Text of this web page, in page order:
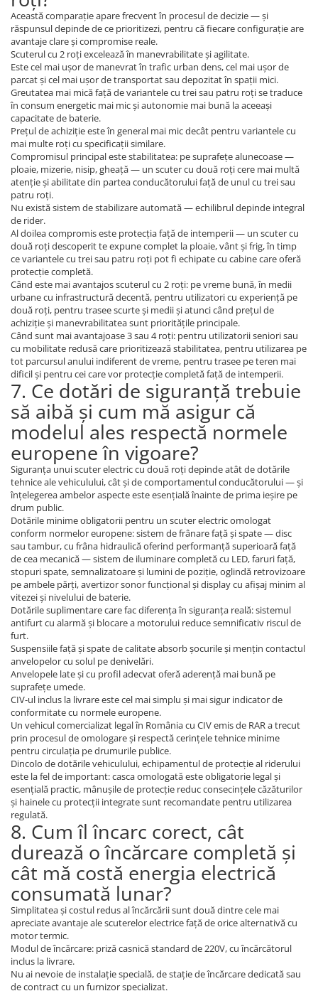
Această comparație apare frecvent în procesul de decizie — și
răspunsul depinde de ce prioritizezi, pentru că fiecare configurație are
avantaje clare și compromise reale.
Scuterul cu 2 roți excelează în manevrabilitate și agilitate.
Este cel mai ușor de manevrat în trafic urban dens, cel mai ușor de
parcat și cel mai ușor de transportat sau depozitat în spații mici.
Greutatea mai mică față de variantele cu trei sau patru roți se traduce
în consum energetic mai mic și autonomie mai bună la aceeași
capacitate de baterie.
Prețul de achiziție este în general mai mic decât pentru variantele cu
mai multe roți cu specificații similare.
Compromisul principal este stabilitatea: pe suprafețe alunecoase —
ploaie, mizerie, nisip, gheață — un scuter cu două roți cere mai multă
atenție și abilitate din partea conducătorului față de unul cu trei sau
patru roți.
Nu există sistem de stabilizare automată — echilibrul depinde integral
de rider.
Al doilea compromis este protecția față de intemperii — un scuter cu
două roți descoperit te expune complet la ploaie, vânt și frig, în timp
ce variantele cu trei sau patru roți pot fi echipate cu cabine care oferă
protecție completă.
Când este mai avantajos scuterul cu 2 roți: pe vreme bună, în medii
urbane cu infrastructură decentă, pentru utilizatori cu experiență pe
două roți, pentru trasee scurte și medii și atunci când prețul de
achiziție și manevrabilitatea sunt prioritățile principale.
Când sunt mai avantajoase 3 sau 4 roți: pentru utilizatorii seniori sau
cu mobilitate redusă care prioritizează stabilitatea, pentru utilizarea pe
tot parcursul anului indiferent de vreme, pentru trasee pe teren mai
dificil și pentru cei care vor protecție completă față de intemperii.
7. Ce dotări de siguranță trebuie
să aibă și cum mă asigur că
modelul ales respectă normele
europene în vigoare?
Siguranța unui scuter electric cu două roți depinde atât de dotările
tehnice ale vehiculului, cât și de comportamentul conducătorului — și
înțelegerea ambelor aspecte este esențială înainte de prima ieșire pe
drum public.
Dotările minime obligatorii pentru un scuter electric omologat
conform normelor europene: sistem de frânare față și spate — disc
sau tambur, cu frâna hidraulică oferind performanță superioară față
de cea mecanică — sistem de iluminare completă cu LED, faruri față,
stopuri spate, semnalizatoare și lumini de poziție, oglindă retrovizoare
pe ambele părți, avertizor sonor funcțional și display cu afișaj minim al
vitezei și nivelului de baterie.
Dotările suplimentare care fac diferența în siguranța reală: sistemul
antifurt cu alarmă și blocare a motorului reduce semnificativ riscul de
furt.
Suspensiile față și spate de calitate absorb șocurile și mențin contactul
anvelopelor cu solul pe denivelări.
Anvelopele late și cu profil adecvat oferă aderență mai bună pe
suprafețe umede.
CIV-ul inclus la livrare este cel mai simplu și mai sigur indicator de
conformitate cu normele europene.
Un vehicul comercializat legal în România cu CIV emis de RAR a trecut
prin procesul de omologare și respectă cerințele tehnice minime
pentru circulația pe drumurile publice.
Dincolo de dotările vehiculului, echipamentul de protecție al riderului
este la fel de important: casca omologată este obligatorie legal și
esențială practic, mânușile de protecție reduc consecințele căzăturilor
și hainele cu protecții integrate sunt recomandate pentru utilizarea
regulată.
8. Cum îl încarc corect, cât
durează o încărcare completă și
cât mă costă energia electrică
consumată lunar?
Simplitatea și costul redus al încărcării sunt două dintre cele mai
apreciate avantaje ale scuterelor electrice față de orice alternativă cu
motor termic.
Modul de încărcare: priză casnică standard de 220V, cu încărcătorul
inclus la livrare.
Nu ai nevoie de instalație specială, de stație de încărcare dedicată sau
de contract cu un furnizor specializat.